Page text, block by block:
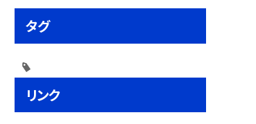
タグ
リンク